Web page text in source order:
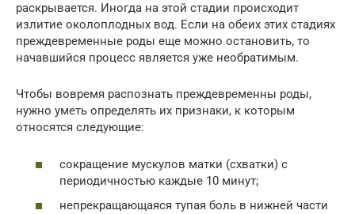
раскрывается. Иногда на этой стадии происходит
излитие околоплодных вод. Если на обеих этих стадиях
преждевременные роды еще можно остановить, то
начавшийся процесс является уже необратимым.
Чтобы вовремя распознать преждевременны роды,
нужно уметь определять их признаки, к которым
относятся следующие:
сокращение мускулов матки (схватки) с
периодичностью каждые 10 минут;
непрекращающаяся тупая боль в нижней части